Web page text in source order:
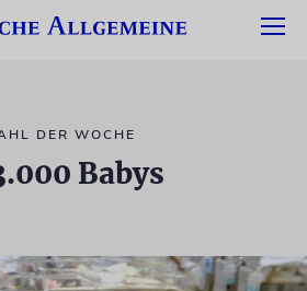
DER WOCHE
Babys